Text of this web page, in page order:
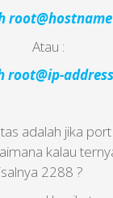
root@hostname
Atau :
root@ip-address
adalah jika port
kalau
2288 ?